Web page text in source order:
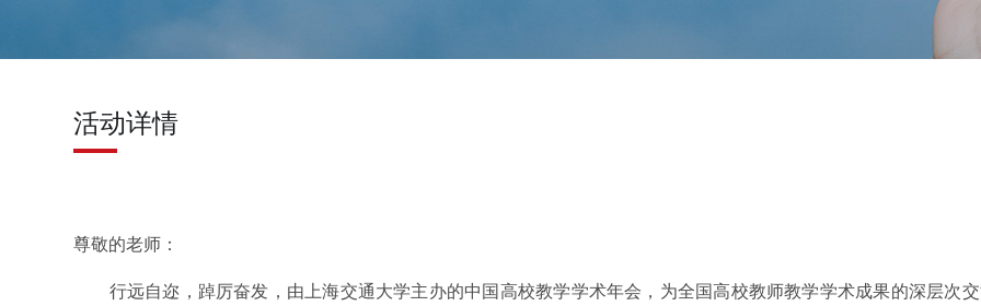
活动详情
尊敬的老师：
行远自迩，踔厉奋发，由上海交通大学主办的中国高校教学学术年会，为全国高校教师教学学术成果的深层次